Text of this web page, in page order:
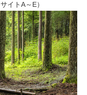
イトA～E）